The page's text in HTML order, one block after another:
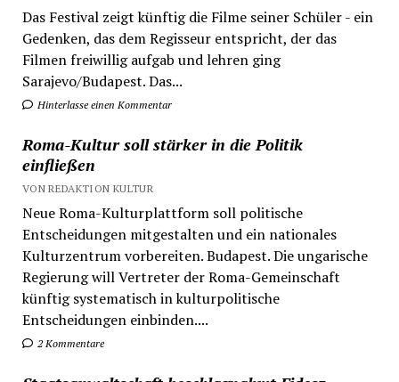
Das Festival zeigt künftig die Filme seiner Schüler - ein
Gedenken, das dem Regisseur entspricht, der das
Filmen freiwillig aufgab und lehren ging
Sarajevo/Budapest. Das...
Hinterlasse einen Kommentar
Roma-Kultur soll stärker in die Politik
einfließen
VON REDAKTION KULTUR
Neue Roma-Kulturplattform soll politische
Entscheidungen mitgestalten und ein nationales
Kulturzentrum vorbereiten. Budapest. Die ungarische
Regierung will Vertreter der Roma-Gemeinschaft
künftig systematisch in kulturpolitische
Entscheidungen einbinden....
2 Kommentare